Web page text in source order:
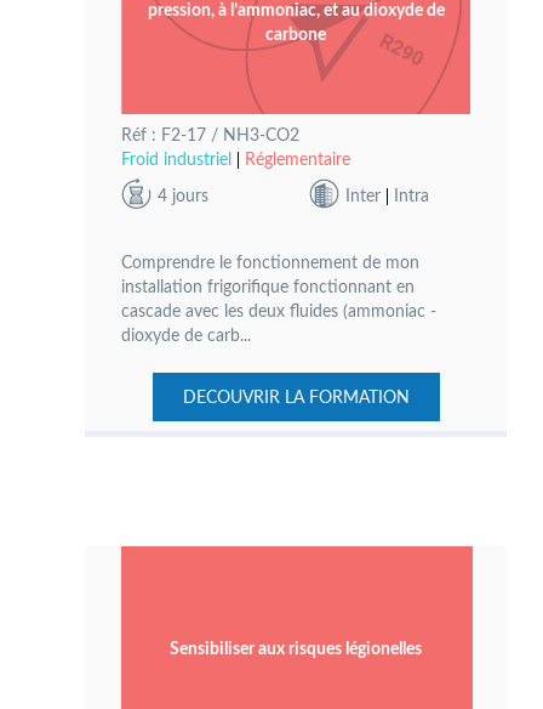
pression, à l’ammoniac, et au dioxyde de
carbone
Réf : F2-17 / NH3-CO2
Froid industriel
Réglementaire
4 jours Inter Intra
Comprendre le fonctionnement de mon
installation frigorifique fonctionnant en
cascade avec les deux fluides (ammoniac -
dioxyde de carb...
DECOUVRIR LA FORMATION
Sensibiliser aux risques légionelles